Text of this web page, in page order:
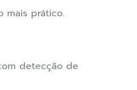
mais prático.
detecção de